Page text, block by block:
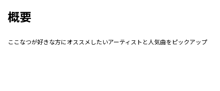
概要
ここなつが好きな方にオススメしたいアーティストと人気曲をピックアップ